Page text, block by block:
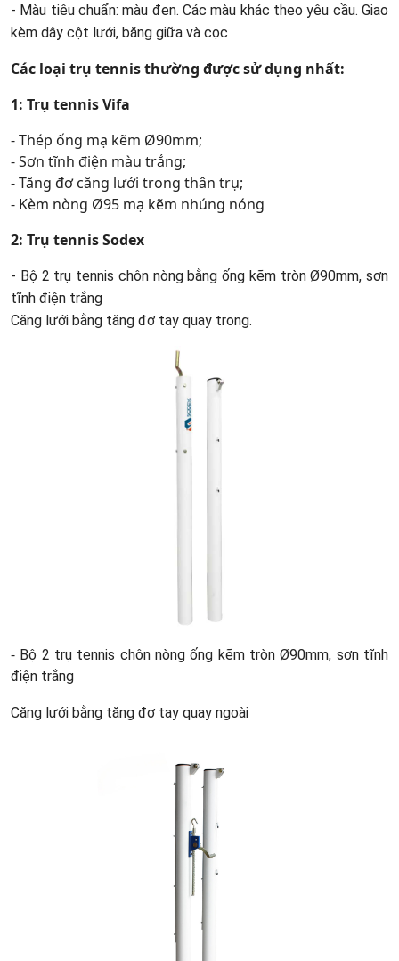
- Màu tiêu chuẩn: màu đen. Các màu khác theo yêu cầu. Giao
kèm dây cột lưới, băng giữa và cọc
Các loại trụ tennis thường được sử dụng nhất:
1: Trụ tennis Vifa
- Thép ống mạ kẽm Ø90mm;
- Sơn tĩnh điện màu trắng;
- Tăng đơ căng lưới trong thân trụ;
- Kèm nòng Ø95 mạ kẽm nhúng nóng
2: Trụ tennis Sodex
- Bộ 2 trụ tennis chôn nòng bằng ống kẽm tròn Ø90mm, sơn
tĩnh điện trắng
Căng lưới bằng tăng đơ tay quay trong.
- Bộ 2 trụ tennis chôn nòng ống kẽm tròn Ø90mm, sơn tĩnh
điện trắng
Căng lưới bằng tăng đơ tay quay ngoài